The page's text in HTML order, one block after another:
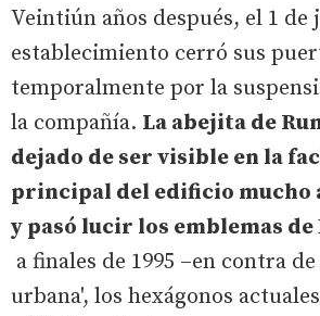
Veintiún años después, el 1 de
establecimiento cerró sus
temporalmente por la
la compañía. La abejita de
dejado de ser visible en la
principal del edificio mucho
y pasó lucir los emblemas
a finales de 1995 –en contra
urbana', los hexágonos